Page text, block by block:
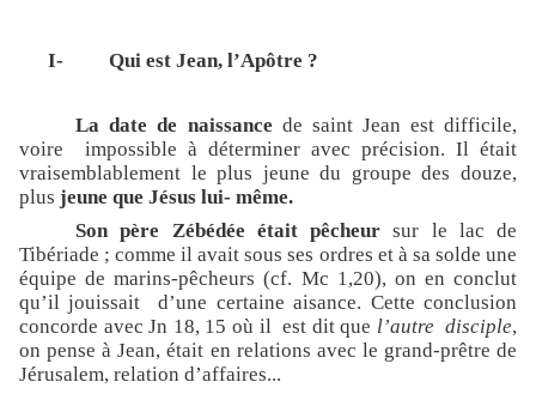
I- Qui est Jean, l’Apôtre ?
La date de naissance de saint Jean est difficile,
voire
impossible à déterminer avec précision. Il était
vraisemblablement le plus jeune du groupe des douze,
plus jeune que Jésus lui- même.
Son père Zébédée était pêcheur sur le lac de
Tibériade ; comme il avait sous ses ordres et à sa solde une
équipe de marins-pêcheurs (cf. Mc 1,20), on en conclut
qu’il jouissait
d’une certaine aisance. Cette conclusion
concorde avec Jn 18, 15 où il est dit que l’autre disciple,
on pense à Jean, était en relations avec le grand-prêtre de
Jérusalem, relation d’affaires...